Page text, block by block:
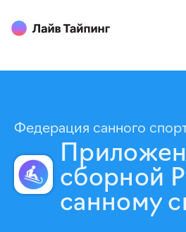
Федерация санного
сборной
санному